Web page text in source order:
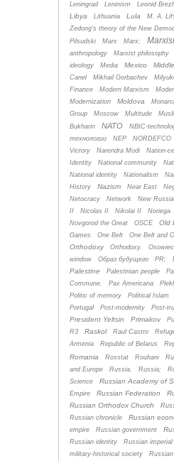
Leningrad
Leninism Leonid
Libya
Lithuania Lula M. A.
Zedong's theory of the New
Pilsudski
Marx Marx;
anthropology
Marxist philosophy
ideology
Media Mexico
Canel
Mikhail Gorbachev
Finance
Modern Marxism
Modernization
Moldova
Group
Moscow Multitude
Bukharin
NATO NBIC-
технологии
NEP NORDEFCO
Victory
Narendra Modi Nation-
Identity
National community
National identity
Nationalism
History
Nazism Near East
Netocracy
Network New Russia
II
Nicolas II Nikolai II Noriega
Novgorod the Great
OSCE Old
Games
One Belt One Belt and
Orthodoxy Orthodoxy.
window
Oбраз будущего PR;
Palestine Palestinian people
Commune.
Pax Americana
Politic of memory
Political Islam
Portugal
Post-modernity Post-
President Yeltsin Primakov
R3
Raskol Raul Castro
Armenia
Republic of Belarus
Romania Rosstat Rouhani
and Europe
Russia. Russia;
Science
Russian Academy of
Empire
Russian Federation
Russian Orthodox Church
Russian chronicle
Russian
empire
Russian government
Russian identity Russian imperial
military-historical society